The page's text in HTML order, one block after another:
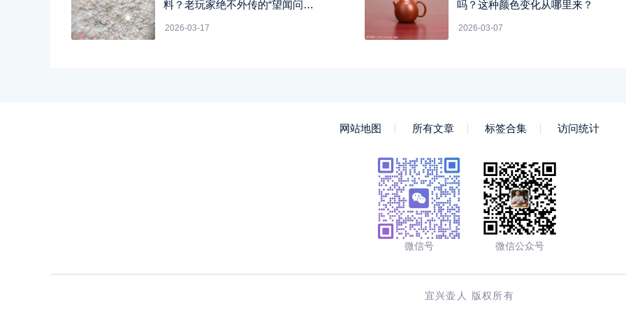
料？老玩家绝不外传的“望闻问
2026-03-17
吗？这种颜色变化从哪里来？
2026-03-07
网站地图 所有文章 标签合集 访问统计
微信号 微信公众号
宜兴壶人 版权所有